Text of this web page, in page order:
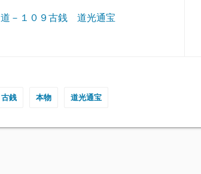
道－１０９古銭 道光通宝
古銭 本物 道光通宝